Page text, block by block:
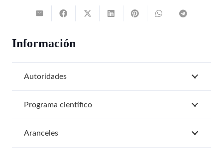
Información
Autoridades
Programa científico
Aranceles